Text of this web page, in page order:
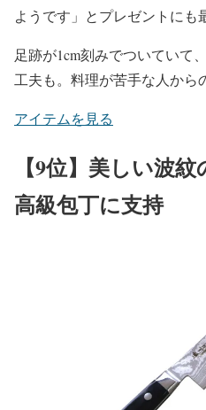
ようです」とプレゼントにも
足跡が1cm刻みでついていて
工夫も。料理が苦手な人から
アイテムを見る
【9位】美しい波
高級包丁に支持